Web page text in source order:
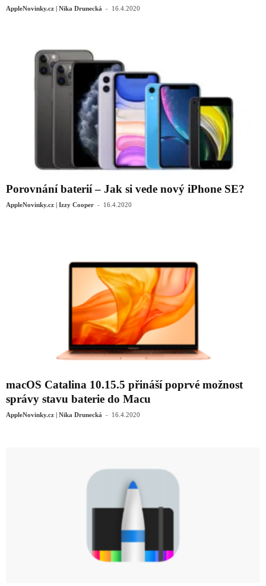
AppleNovinky.cz | Nika Drunecká - 16.4.2020
Porovnání baterií – Jak si vede nový iPhone SE?
AppleNovinky.cz | Izzy Cooper - 16.4.2020
macOS Catalina 10.15.5 přináší poprvé možnost
správy stavu baterie do Macu
AppleNovinky.cz | Nika Drunecká - 16.4.2020